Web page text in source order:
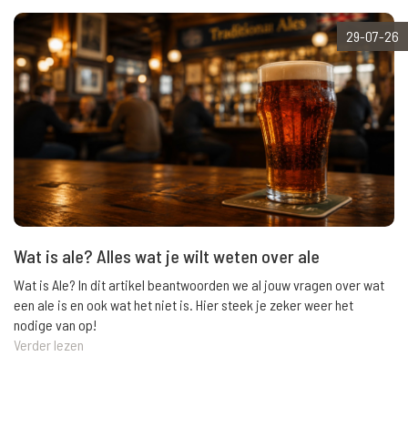
29-07-26
Wat is ale? Alles wat je wilt weten over ale
Wat is Ale? In dit artikel beantwoorden we al jouw vragen over wat
een ale is en ook wat het niet is. Hier steek je zeker weer het
nodige van op!
Verder lezen